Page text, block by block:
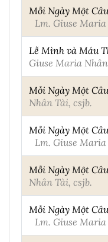
Mỗi Ngày Một
Lm. Giuse
Lễ Mình và Máu
Giuse Maria
Mỗi Ngày Một
Nhân Tài, csjb.
Mỗi Ngày Một
Lm. Giuse
Mỗi Ngày Một
Nhân Tài, csjb.
Mỗi Ngày Một
Lm. Giuse